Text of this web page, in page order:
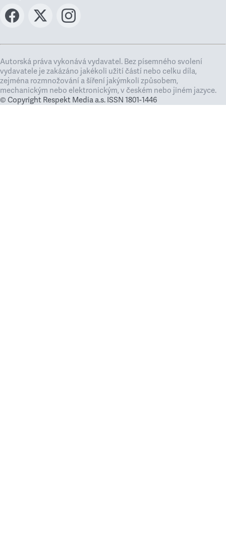
Autorská práva vykonává vydavatel. Bez písemného svolení
vydavatele je zakázáno jakékoli užití částí nebo celku díla,
zejména rozmnožování a šíření jakýmkoli způsobem,
mechanickým nebo elektronickým, v českém nebo jiném jazyce.
© Copyright Respekt Media a.s. ISSN 1801-1446